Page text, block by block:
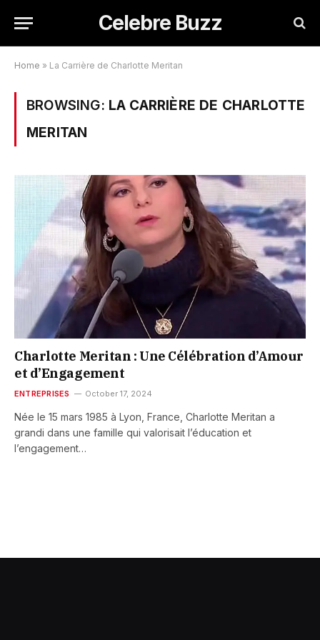
Celebre Buzz
Home » La Carrière de Charlotte Meritan
BROWSING: LA CARRIÈRE DE CHARLOTTE
MERITAN
Charlotte Meritan : Une Célébration d’Amour
et d’Engagement
ENTREPRISES October 17, 2024
Née le 15 mars 1985 à Lyon, France, Charlotte Meritan a
grandi dans une famille qui valorisait l’éducation et
l’engagement…